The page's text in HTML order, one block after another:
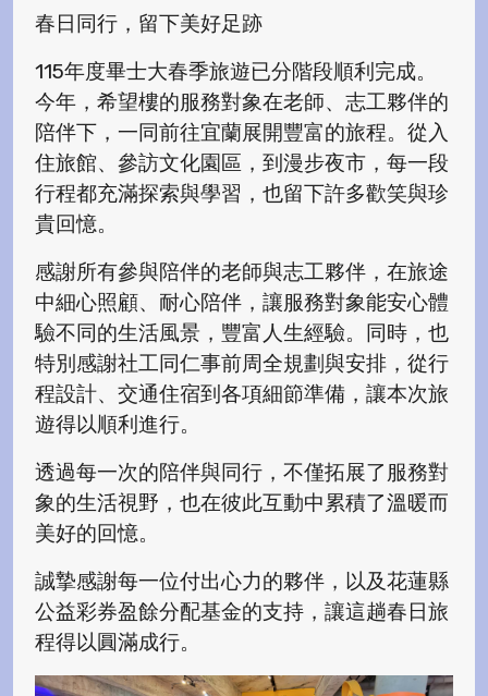
春日同行，留下美好足跡
115年度畢士大春季旅遊已分階段順利完成。
今年，希望樓的服務對象在老師、志工夥伴的
陪伴下，一同前往宜蘭展開豐富的旅程。從入
住旅館、參訪文化園區，到漫步夜市，每一段
行程都充滿探索與學習，也留下許多歡笑與珍
貴回憶。
感謝所有參與陪伴的老師與志工夥伴，在旅途
中細心照顧、耐心陪伴，讓服務對象能安心體
驗不同的生活風景，豐富人生經驗。同時，也
特別感謝社工同仁事前周全規劃與安排，從行
程設計、交通住宿到各項細節準備，讓本次旅
遊得以順利進行。
透過每一次的陪伴與同行，不僅拓展了服務對
象的生活視野，也在彼此互動中累積了溫暖而
美好的回憶。
誠摯感謝每一位付出心力的夥伴，以及花蓮縣
公益彩券盈餘分配基金的支持，讓這趟春日旅
程得以圓滿成行。